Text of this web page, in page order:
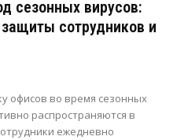
сезонных вирусов:
сотрудников и
офисов во время сезонных
распространяются в
ежедневно